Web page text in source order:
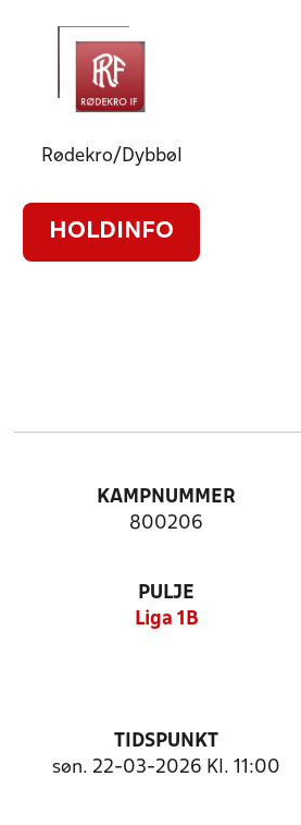
Rødekro/Dybbøl
HOLDINFO
KAMPNUMMER
800206
PULJE
Liga 1B
TIDSPUNKT
søn. 22-03-2026 Kl. 11:00